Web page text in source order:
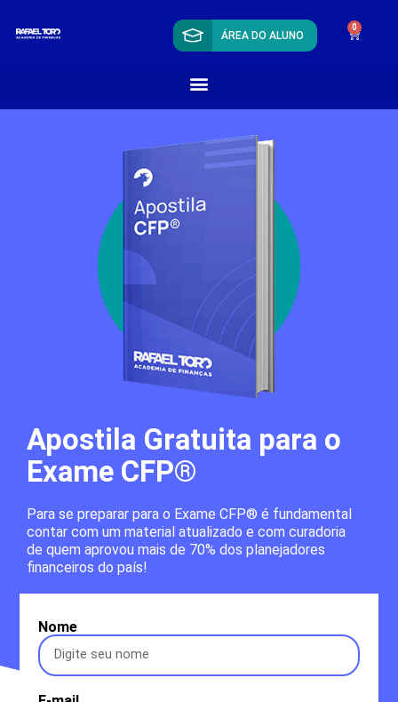
ÁREA DO ALUNO
0
Apostila Gratuita para o
Exame CFP®
Para se preparar para o Exame CFP® é fundamental
contar com um material atualizado e com curadoria
de quem aprovou mais de 70% dos planejadores
financeiros do país!
Nome